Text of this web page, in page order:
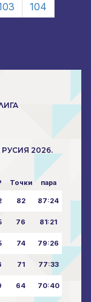
104
2026.
Точки пара
82 87:24
76 81:21
74 79:26
71 77:33
64 70:40